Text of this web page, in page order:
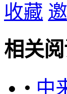
收藏
相关
• 中